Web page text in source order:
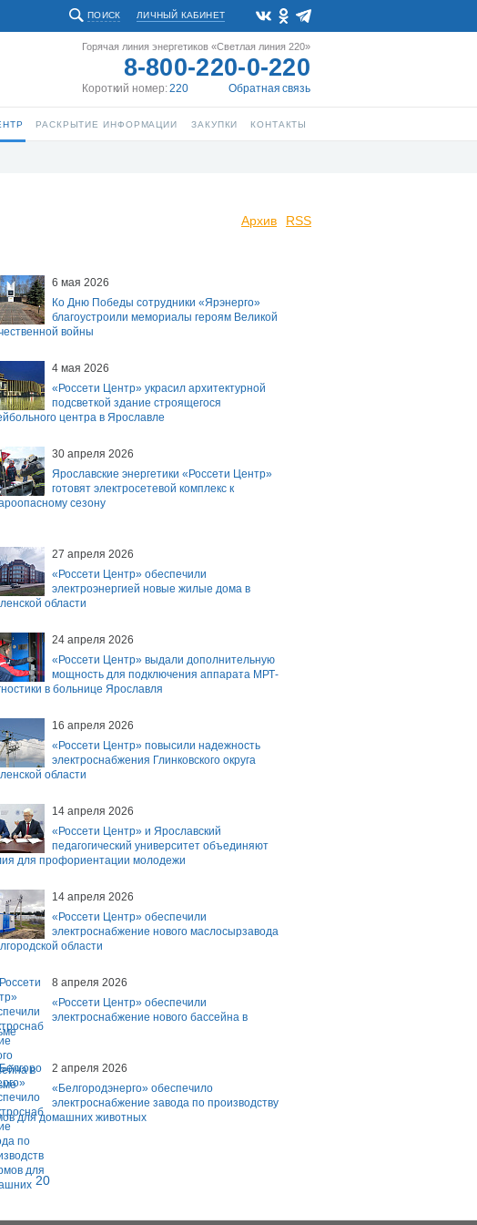
ЛИЧНЫЙ КАБИНЕТ
ПОИСК
Горячая линия энергетиков «Светлая линия 220»
8-800-220-0-220
Короткий номер:220 Обратная связь
РАСКРЫТИЕ ИНФОРМАЦИИ ЗАКУПКИ КОНТАКТЫ
Архив RSS
6 мая 2026
Ко Дню Победы сотрудники «Ярэнерго»
благоустроили мемориалы героям Великой
войны
4 мая 2026
«Россети Центр» украсил архитектурной
подсветкой здание строящегося
центра в Ярославле
30 апреля 2026
Ярославские энергетики «Россети Центр»
готовят электросетевой комплекс к
сезону
27 апреля 2026
«Россети Центр» обеспечили
электроэнергией новые жилые дома в
области
24 апреля 2026
«Россети Центр» выдали дополнительную
мощность для подключения аппарата МРТ-
в больнице Ярославля
16 апреля 2026
«Россети Центр» повысили надежность
электроснабжения Глинковского округа
области
14 апреля 2026
«Россети Центр» и Ярославский
педагогический университет объединяют
для профориентации молодежи
14 апреля 2026
«Россети Центр» обеспечили
электроснабжение нового маслосырзавода
области
8 апреля 2026
«Россети Центр» обеспечили
электроснабжение нового бассейна в
2 апреля 2026
«Белгородэнерго» обеспечило
электроснабжение завода по производству
для домашних животных
20